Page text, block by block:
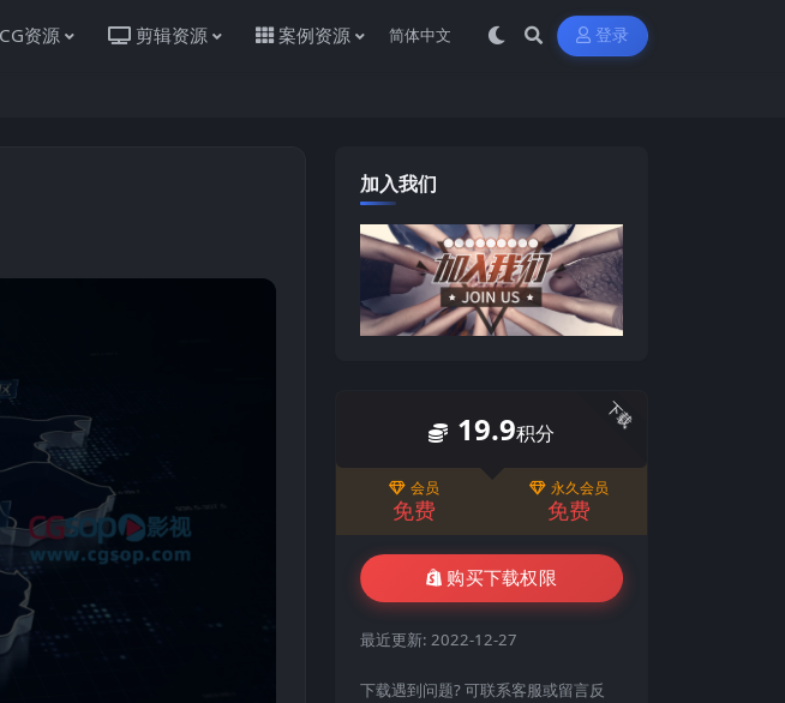
CG资源 剪辑资源 案例资源 登录
加入我们
下载
19.9积分
会员
免费
永久会员
免费
购买下载权限
最近更新: 2022-12-27
下载遇到问题? 可联系客服或留言反